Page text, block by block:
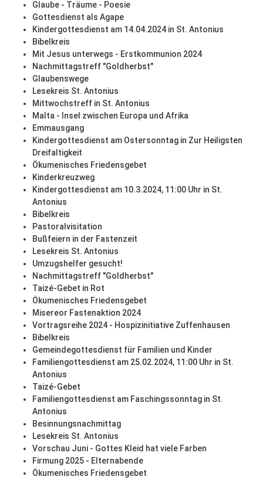
Glaube - Träume - Poesie
Gottesdienst als Agape
Kindergottesdienst am 14.04.2024 in St. Antonius
Bibelkreis
Mit Jesus unterwegs - Erstkommunion 2024
Nachmittagstreff "Goldherbst"
Glaubenswege
Lesekreis St. Antonius
Mittwochstreff in St. Antonius
Malta - Insel zwischen Europa und Afrika
Emmausgang
Kindergottesdienst am Ostersonntag in Zur Heiligsten
Dreifaltigkeit
Ökumenisches Friedensgebet
Kinderkreuzweg
Kindergottesdienst am 10.3.2024, 11:00 Uhr in St.
Antonius
Bibelkreis
Pastoralvisitation
Bußfeiern in der Fastenzeit
Lesekreis St. Antonius
Umzugshelfer gesucht!
Nachmittagstreff "Goldherbst"
Taizé-Gebet in Rot
Ökumenisches Friedensgebet
Misereor Fastenaktion 2024
Vortragsreihe 2024 - Hospizinitiative Zuffenhausen
Bibelkreis
Gemeindegottesdienst für Familien und Kinder
Familiengottesdienst am 25.02.2024, 11:00 Uhr in St.
Antonius
Taizé-Gebet
Familiengottesdienst am Faschingssonntag in St.
Antonius
Besinnungsnachmittag
Lesekreis St. Antonius
Vorschau Juni - Gottes Kleid hat viele Farben
Firmung 2025 - Elternabende
Ökumenisches Friedensgebet